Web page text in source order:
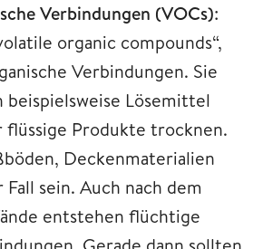
Verbindungen (VOCs):
organic compounds“,
Verbindungen. Sie
beispielsweise Lösemittel
Produkte trocknen.
Deckenmaterialien
sein. Auch nach dem
entstehen flüchtige